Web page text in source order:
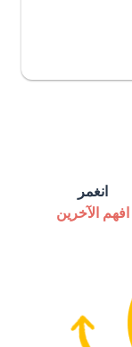
انغمر
افهم الآخرين